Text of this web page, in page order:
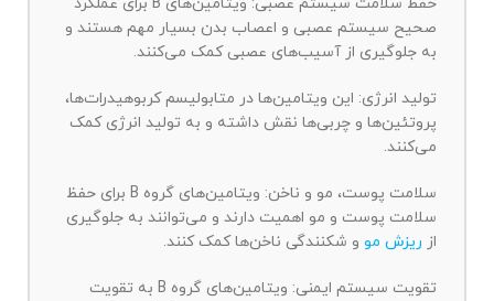
صحیح سیستم عصبی و اعصاب بدن بسیار مهم هستند و
به جلوگیری از آسیب‌های عصبی کمک می‌کنند.
تولید انرژی: این ویتامین‌ها در متابولیسم کربوهیدرات‌ها،
پروتئین‌ها و چربی‌ها نقش داشته و به تولید انرژی کمک
می‌کنند.
سلامت پوست، مو و ناخن: ویتامین‌های گروه B برای حفظ
سلامت پوست و مو اهمیت دارند و می‌توانند به جلوگیری
از ریزش مو و شکنندگی ناخن‌ها کمک کنند.
تقویت سیستم ایمنی: ویتامین‌های گروه B به تقویت